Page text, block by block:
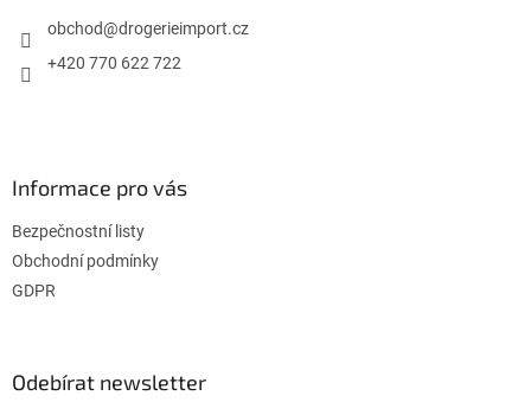
obchod@drogerieimport.cz
+420 770 622 722
Informace pro vás
Bezpečnostní listy
Obchodní podmínky
GDPR
Odebírat newsletter